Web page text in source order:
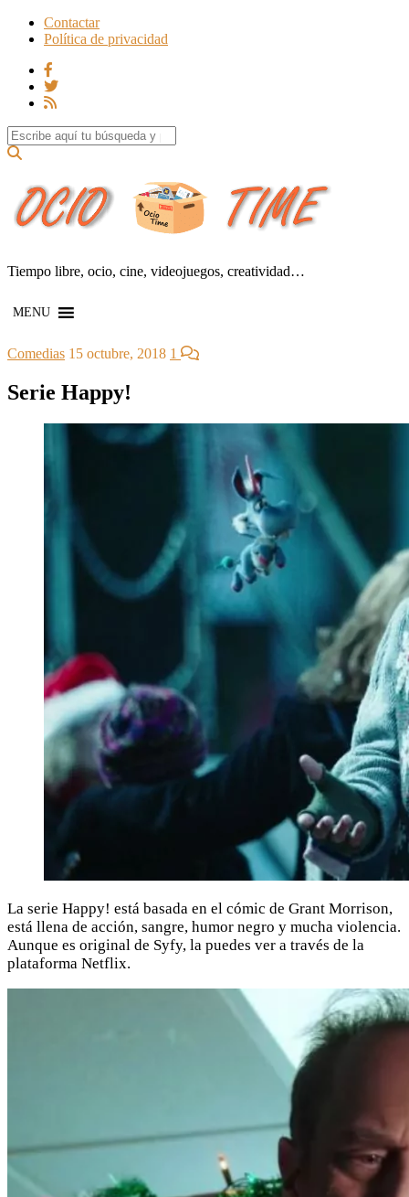
Contactar
Política de privacidad
Search for:
Tiempo libre, ocio, cine, videojuegos, creatividad…
MENU
Comedias 15 octubre, 2018 1
Serie Happy!
La serie Happy! está basada en el cómic de Grant Morrison,
está llena de acción, sangre, humor negro y mucha violencia.
Aunque es original de Syfy, la puedes ver a través de la
plataforma Netflix.